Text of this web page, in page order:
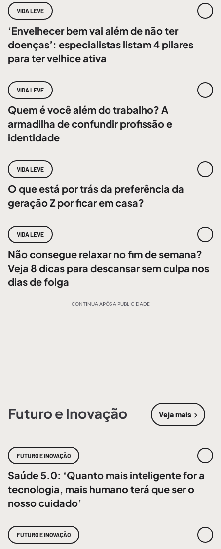
VIDA LEVE
‘Envelhecer bem vai além de não ter
doenças’: especialistas listam 4 pilares
para ter velhice ativa
VIDA LEVE
Quem é você além do trabalho? A
armadilha de confundir profissão e
identidade
VIDA LEVE
O que está por trás da preferência da
geração Z por ficar em casa?
VIDA LEVE
Não consegue relaxar no fim de semana?
Veja 8 dicas para descansar sem culpa nos
dias de folga
CONTINUA APÓS A PUBLICIDADE
Futuro e Inovação Veja mais
sobre
FUTURO E INOVAÇÃO
Saúde 5.0: ‘Quanto mais inteligente for a
tecnologia, mais humano terá que ser o
nosso cuidado’
FUTURO E INOVAÇÃO